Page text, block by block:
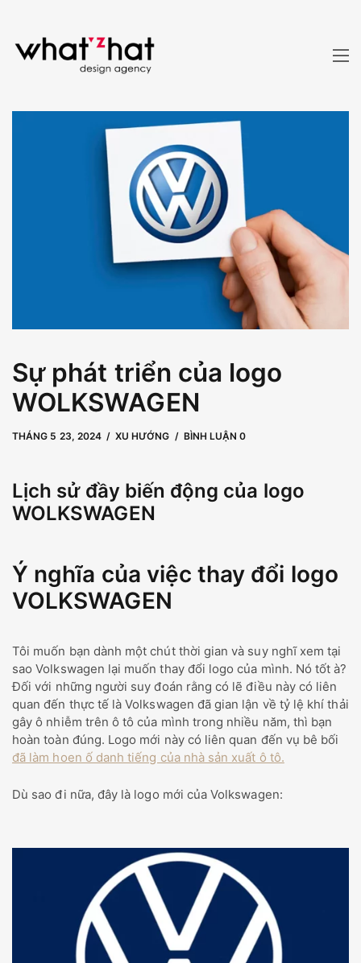
Sự phát triển của logo
WOLKSWAGEN
THÁNG 5 23, 2024
THÁNG 9 17, 2025 XU HƯỚNG BÌNH LUẬN 0
bởiuser
Lịch sử đầy biến động của logo
WOLKSWAGEN
Ý nghĩa của việc thay đổi logo
VOLKSWAGEN
Tôi muốn bạn dành một chút thời gian và suy nghĩ xem tại
sao Volkswagen lại muốn thay đổi logo của mình. Nó tốt à?
Đối với những người suy đoán rằng có lẽ điều này có liên
quan đến thực tế là Volkswagen đã gian lận về tỷ lệ khí thải
gây ô nhiễm trên ô tô của mình trong nhiều năm, thì bạn
hoàn toàn đúng. Logo mới này có liên quan đến vụ bê bối
đã làm hoen ố danh tiếng của nhà sản xuất ô tô.
Dù sao đi nữa, đây là logo mới của Volkswagen: